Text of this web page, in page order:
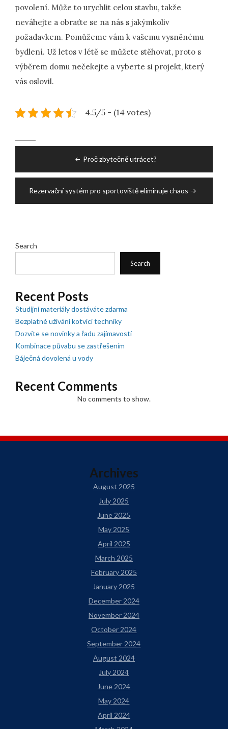
povolení. Může to urychlit celou stavbu, takže
neváhejte a obraťte se na nás s jakýmkoliv
požadavkem. Pomůžeme vám k vašemu vysněnému
bydlení. Už letos v létě se můžete stěhovat, proto s
výběrem domu nečekejte a vyberte si projekt, který
vás oslovil.
4.5/5 - (14 votes)
Proč zbytečně utrácet?
Rezervační systém pro sportoviště eliminuje chaos
Search
Search
Recent Posts
Studijní materiály dostáváte zdarma
Bezplatné užívání kotvící techniky
Dozvíte se novinky a řadu zajímavostí
Kombinace půvabu se zastřešením
Báječná dovolená u vody
Recent Comments
No comments to show.
Archives
August 2025
July 2025
June 2025
May 2025
April 2025
March 2025
February 2025
January 2025
December 2024
November 2024
October 2024
September 2024
August 2024
July 2024
June 2024
May 2024
April 2024